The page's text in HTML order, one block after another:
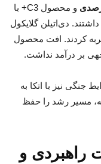
و محصول C3+ با
دی‌اتیلن گلایکول
کردند. افت محصول
جنگی نیز با اتکا به
مسیر رشد را حفظ
مدیریت راهبردی و